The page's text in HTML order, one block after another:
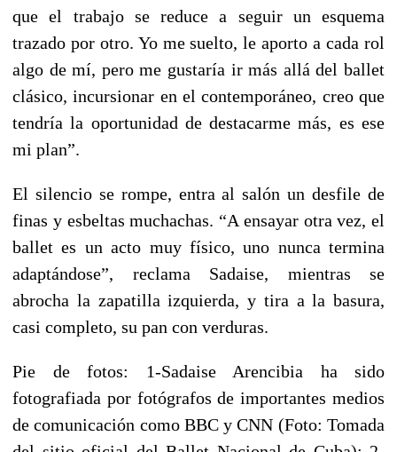
que el trabajo se reduce a seguir un esquema
trazado por otro. Yo me suelto, le aporto a cada rol
algo de mí, pero me gustaría ir más allá del ballet
clásico, incursionar en el contemporáneo, creo que
tendría la oportunidad de destacarme más, es ese
mi plan”.
El silencio se rompe, entra al salón un desfile de
finas y esbeltas muchachas. “A ensayar otra vez, el
ballet es un acto muy físico, uno nunca termina
adaptándose”, reclama Sadaise, mientras se
abrocha la zapatilla izquierda, y tira a la basura,
casi completo, su pan con verduras.
Pie de fotos: 1-Sadaise Arencibia ha sido
fotografiada por fotógrafos de importantes medios
de comunicación como BBC y CNN (Foto: Tomada